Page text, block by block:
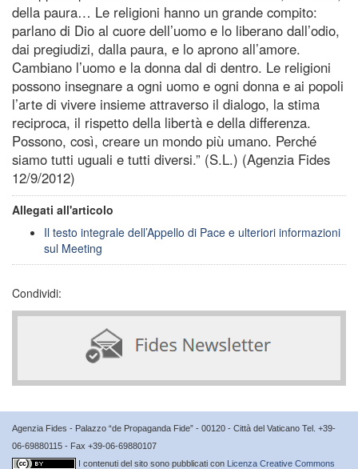
della paura… Le religioni hanno un grande compito:
parlano di Dio al cuore dell’uomo e lo liberano dall’odio,
dai pregiudizi, dalla paura, e lo aprono all’amore.
Cambiano l’uomo e la donna dal di dentro. Le religioni
possono insegnare a ogni uomo e ogni donna e ai popoli
l’arte di vivere insieme attraverso il dialogo, la stima
reciproca, il rispetto della libertà e della differenza.
Possono, così, creare un mondo più umano. Perché
siamo tutti uguali e tutti diversi.” (S.L.) (Agenzia Fides
12/9/2012)
Allegati all'articolo
Il testo integrale dell’Appello di Pace e ulteriori informazioni
sul Meeting
Condividi:
Agenzia Fides - Palazzo “de Propaganda Fide” - 00120 - Città del Vaticano Tel. +39-
06-69880115 - Fax +39-06-69880107
I contenuti del sito sono pubblicati con Licenza Creative Commons